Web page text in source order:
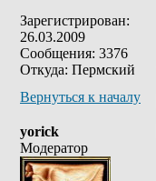
Зарегистрирован:
26.03.2009
Сообщения: 3376
Откуда: Пермский
Вернуться к началу
yorick
Модератор